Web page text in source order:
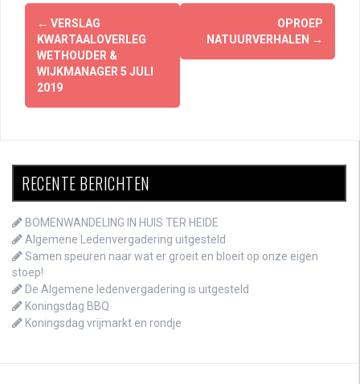
Berichtnavigatie
← VERSLAG
KWARTAALOVERLEG
WETHOUDER &
WIJKMANAGER 5 JULI
2019
OPROEP
NATUURVERHALEN →
RECENTE BERICHTEN
BOMENWANDELING IN HUIS TER HEIDE
Algemene Ledenvergadering uitgesteld
Samen speuren naar wat er groeit en bloeit op onze eigen
stoep!
De Algemene ledenvergadering is uitgesteld
Koningsdag BBQ
Koningsdag vrijmarkt en rondje